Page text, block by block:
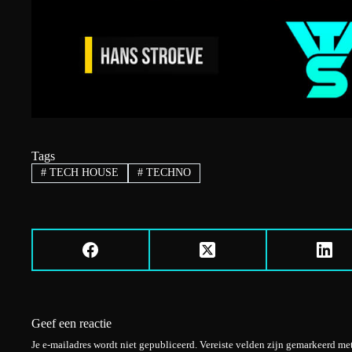
Tags
#TECH HOUSE #TECHNO
Geef een reactie
Je e-mailadres wordt niet gepubliceerd. Vereiste velden zijn gemarkeerd